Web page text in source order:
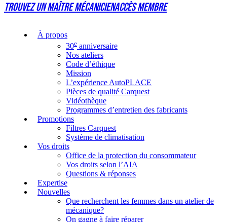
Trouvez un maître mécanicienAccès membre
À propos
30e anniversaire
Nos ateliers
Code d’éthique
Mission
L’expérience AutoPLACE
Pièces de qualité Carquest
Vidéothèque
Programmes d’entretien des fabricants
Promotions
Filtres Carquest
Système de climatisation
Vos droits
Office de la protection du consommateur
Vos droits selon l’AIA
Questions & réponses
Expertise
Nouvelles
Que recherchent les femmes dans un atelier de
mécanique?
On gagne à faire réparer